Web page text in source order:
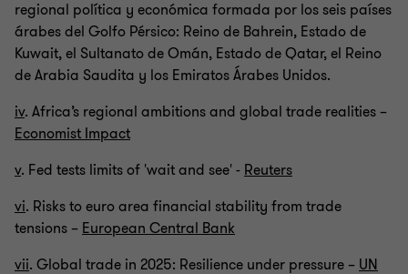
regional política y económica formada por los seis países
árabes del Golfo Pérsico: Reino de Bahrein, Estado de
Kuwait, el Sultanato de Omán, Estado de Qatar, el Reino
de Arabia Saudita y los Emiratos Árabes Unidos.
iv. Africa’s regional ambitions and global trade realities –
Economist Impact
v. Fed tests limits of 'wait and see' - Reuters
vi. Risks to euro area financial stability from trade
tensions – European Central Bank
vii. Global trade in 2025: Resilience under pressure – UN